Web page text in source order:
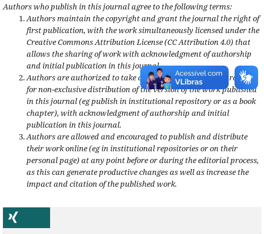
Authors who publish in this journal agree to the following terms:
Authors maintain the copyright and grant the journal the right of
first publication, with the work simultaneously licensed under the
Creative Commons Attribution License (CC Attribution 4.0) that
allows the sharing of work with acknowledgment of authorship
and initial publication in this journal.
Authors are authorized to take additional contracts separately,
for non-exclusive distribution of the version of the work published
in this journal (eg publish in institutional repository or as a book
chapter), with acknowledgment of authorship and initial
publication in this journal.
Authors are allowed and encouraged to publish and distribute
their work online (eg in institutional repositories or on their
personal page) at any point before or during the editorial process,
as this can generate productive changes as well as increase the
impact and citation of the published work.